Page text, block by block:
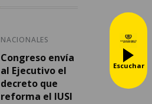
NACIONALES
Congreso envía
al Ejecutivo el
decreto que
reforma el IUSI
Escuchar